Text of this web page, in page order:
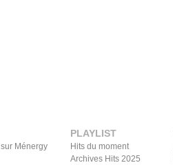
Ménergy
PLAYLIST
Hits du moment
Archives Hits 2025